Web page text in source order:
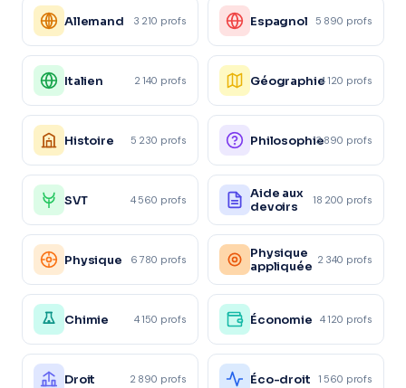
Allemand 3 210 profs Espagnol 5 890 profs
Italien 2 140 profs Géographie4 120 profs
Histoire 5 230 profs Philosophie3 890 profs
SVT 4 560 profs
Aide aux
devoirs
18 200 profs
Physique 6 780 profs
Physique
appliquée 2 340 profs
Chimie 4 150 profs Économie 4 120 profs
Droit 2 890 profs Éco-droit 1 560 profs